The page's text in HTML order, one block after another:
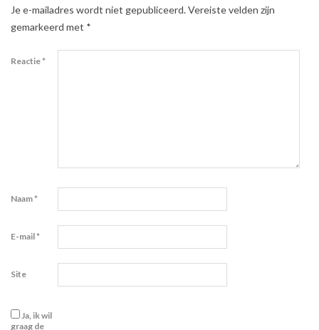
Je e-mailadres wordt niet gepubliceerd.Vereiste velden zijn
gemarkeerd met *
Reactie*
Naam*
E-mail*
Site
Ja, ik wil
graag de